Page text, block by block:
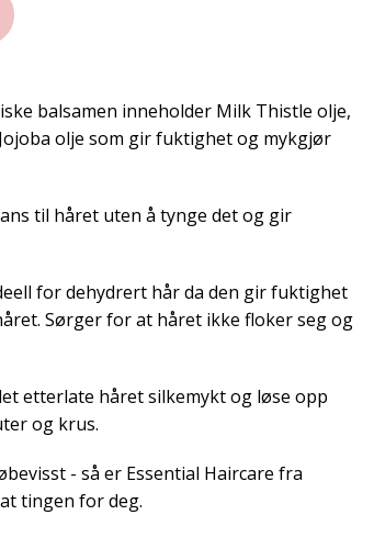
balsamen inneholder Milk Thistle olje,
olje som gir fuktighet og mykgjør
til håret uten å tynge det og gir
for dehydrert hår da den gir fuktighet
Sørger for at håret ikke floker seg og
etterlate håret silkemykt og løse opp
og krus.
- så er Essential Haircare fra
tingen for deg.